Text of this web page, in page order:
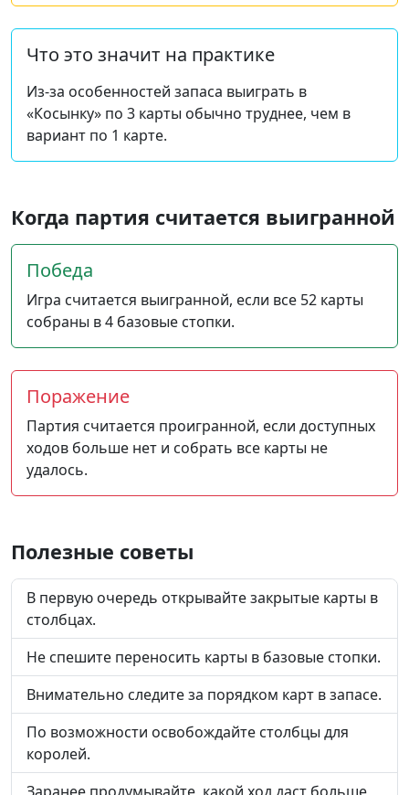
Что это значит на практике
Из-за особенностей запаса выиграть в
«Косынку» по 3 карты обычно труднее, чем в
вариант по 1 карте.
Когда партия считается выигранной
Победа
Игра считается выигранной, если все 52 карты
собраны в 4 базовые стопки.
Поражение
Партия считается проигранной, если доступных
ходов больше нет и собрать все карты не
удалось.
Полезные советы
В первую очередь открывайте закрытые карты в
столбцах.
Не спешите переносить карты в базовые стопки.
Внимательно следите за порядком карт в запасе.
По возможности освобождайте столбцы для
королей.